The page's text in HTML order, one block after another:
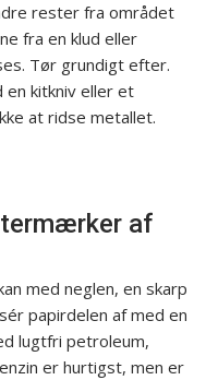
rester fra området
fra en klud eller
Tør grundigt efter.
kitkniv eller et
at ridse metallet.
af
med neglen, en skarp
papirdelen af med en
lugtfri petroleum,
er hurtigst, men er